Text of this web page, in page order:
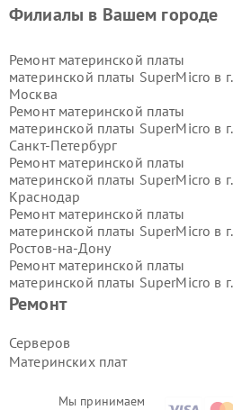
Мы принимаем
Ремонт
Серверов
Материнских плат
Филиалы в Вашем городе
Ремонт материнской платы
материнской платы SuperMicro в г.
Москва
Ремонт материнской платы
материнской платы SuperMicro в г.
Санкт-Петербург
Ремонт материнской платы
материнской платы SuperMicro в г.
Краснодар
Ремонт материнской платы
материнской платы SuperMicro в г.
Ростов-на-Дону
Ремонт материнской платы
материнской платы SuperMicro в г.
Нижний Новгород
Ремонт материнской платы
Новосибирск
Ремонт материнской платы
Екатеринбург